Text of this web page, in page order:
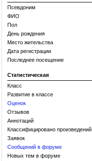
Псевдоним
ФИО
Пол
День рождения
Место жительства
Дата регистрации
Последнее посещение
Статистическая
Класс
Развитие в классе
Оценок
Отзывов
Аннотаций
Классифицировано произведений
Заявок
Сообщений в форуме
Новых тем в форуме